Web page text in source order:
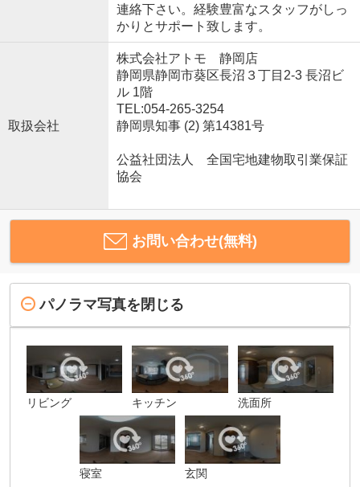
連絡下さい。経験豊富なスタッフがしっ
かりとサポート致します。
取扱会社
株式会社アトモ 静岡店
静岡県静岡市葵区長沼３丁目2-3 長沼ビ
ル 1階
TEL:054-265-3254
静岡県知事 (2) 第14381号
公益社団法人 全国宅地建物取引業保証
協会
お問い合わせ(無料)
パノラマ写真を閉じる
リビング キッチン 洗面所
寝室 玄関